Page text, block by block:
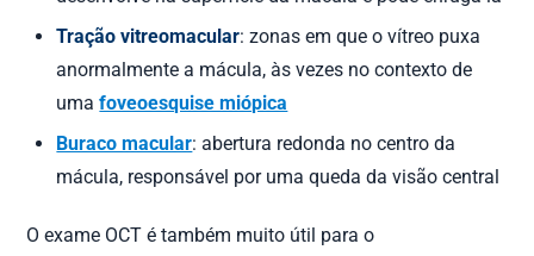
Tração vitreomacular: zonas em que o vítreo puxa
anormalmente a mácula, às vezes no contexto de
umafoveoesquise miópica
Buraco macular: abertura redonda no centro da
mácula, responsável por uma queda da visão central
O exame OCT é também muito útil para o